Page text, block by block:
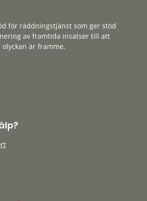
för räddningstjänst som ger stöd
av framtida insatser till att
är framme.